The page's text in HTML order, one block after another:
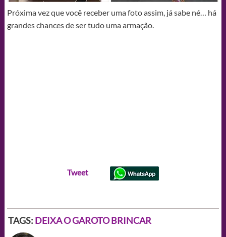
Próxima vez que você receber uma foto assim, já sabe né… há
grandes chances de ser tudo uma armação.
Tweet
TAGS: DEIXA O GAROTO BRINCAR